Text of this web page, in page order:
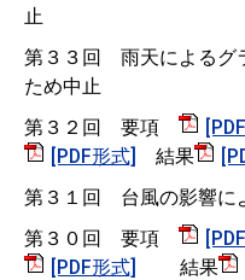
止
第３３回 雨天によるグ
ため中止
第３２回 要項
[PDF形式]
結果
第３１回 台風の影響に
第３０回 要項
[PDF形式]
結果